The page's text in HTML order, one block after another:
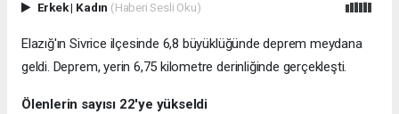
Erkek| Kadın (Haberi Sesli Oku)
Elazığ'ın Sivrice ilçesinde 6,8 büyüklüğünde deprem meydana
geldi. Deprem, yerin 6,75 kilometre derinliğinde gerçekleşti.
Ölenlerin sayısı 22'ye yükseldi